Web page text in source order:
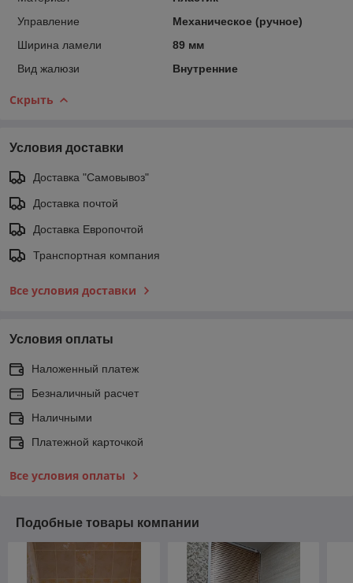
Управление
Механическое (ручное)
Ширина ламели
89 мм
Вид жалюзи
Внутренние
Скрыть
Условия доставки
Доставка "Самовывоз"
Доставка почтой
Доставка Европочтой
Транспортная компания
Все условия доставки
Условия оплаты
Наложенный платеж
Безналичный расчет
Наличными
Платежной карточкой
Все условия оплаты
Подобные товары компании